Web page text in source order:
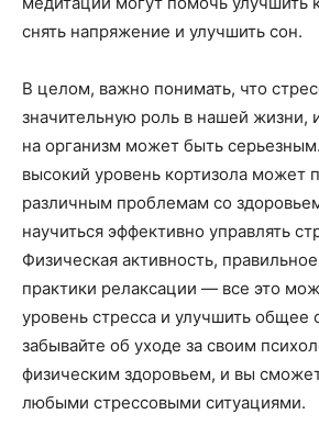
снять напряжение и улучшить сон.
В целом, важно понимать, что
значительную роль в нашей жизни,
на организм может быть
высокий уровень кортизола может
различным проблемам со
научиться эффективно управлять
Физическая активность,
практики релаксации — все это
уровень стресса и улучшить общее
забывайте об уходе за своим
физическим здоровьем, и вы
любыми стрессовыми ситуациями.